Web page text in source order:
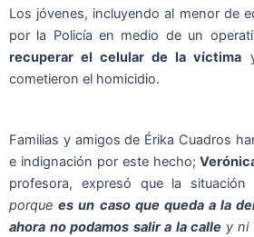
Los jóvenes, incluyendo al menor de
por la Policía en medio de un
recuperar el celular de la víctima
cometieron el homicidio.
Familias y amigos de Érika Cuadros
e indignación por este hecho;
profesora, expresó que la situación
porque es un caso que queda a la
ahora no podamos salir a la calle y ni